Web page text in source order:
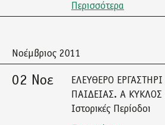
Περισσότερα
Νοέμβριος 2011
02 Νοε
ΕΛΕΥΘΕΡΟ
ΠΑΙΔΕΙΑΣ. Α ΚΥΚΛΟΣ
Ιστορικές Περίοδοι